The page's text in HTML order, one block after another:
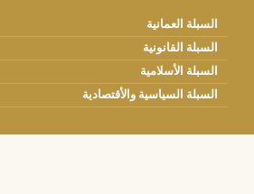
السبلة العمانية
السبلة القانونية
السبلة الأسلامية
السبلة السياسية والأقتصادية